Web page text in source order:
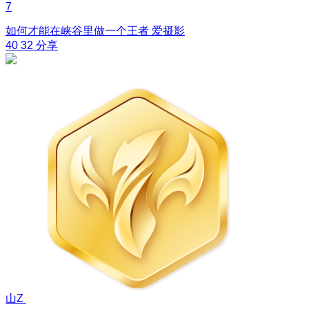
7
如何才能在峡谷里做一个王者 爱摄影
40 32 分享
山Z